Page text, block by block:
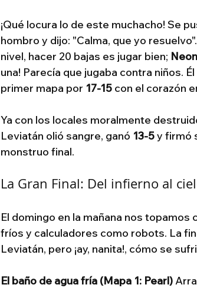
¡Qué locura lo de este muchacho! Se
hombro y dijo: "Calma, que yo
nivel, hacer 20 bajas es jugar bien;
una! Parecía que jugaba contra niños.
primer mapa por 17-15 con el corazón
Ya con los locales moralmente
Leviatán olió sangre, ganó 13-5 y firmó
monstruo final.
La Gran Final: Del infierno al
El domingo en la mañana nos topamos
fríos y calculadores como robots. La
Leviatán, pero ¡ay, nanita!, cómo se
El baño de agua fría (Mapa 1: Pearl)